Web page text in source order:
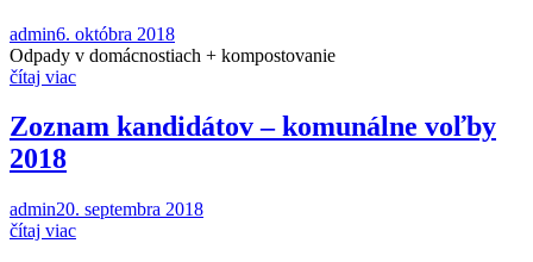
admin6. októbra 2018
Odpady v domácnostiach + kompostovanie
čítaj viac
Zoznam kandidátov – komunálne voľby
2018
admin20. septembra 2018
čítaj viac